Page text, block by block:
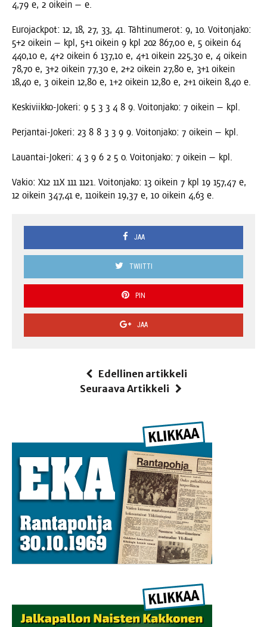
4,79 e, 2 oikein — e.
Euro­jack­pot: 12, 18, 27, 33, 41. Täh­ti­nu­me­rot: 9, 10. Voi­ton­ja­ko:
5+2 oikein — kpl, 5+1 oikein 9 kpl 202 867,00 e, 5 oikein 64
440,10 e, 4+2 oikein 6 137,10 e, 4+1 oikein 225,30 e, 4 oikein
78,70 e, 3+2 oikein 77,30 e, 2+2 oikein 27,80 e, 3+1 oikein
18,40 e, 3 oikein 12,80 e, 1+2 oikein 12,80 e, 2+1 oikein 8,40 e.
Kes­ki­viik­ko-Joke­ri: 9 5 3 3 4 8 9. Voi­ton­ja­ko: 7 oikein — kpl.
Per­jan­tai-Joke­ri: 23 8 8 3 3 9 9. Voi­ton­ja­ko: 7 oikein — kpl.
Lau­an­tai-Joke­ri: 4 3 9 6 2 5 0. Voi­ton­ja­ko: 7 oikein — kpl.
Vakio: X12 11X 111 1121. Voi­ton­ja­ko: 13 oikein 7 kpl 19 157,47 e,
12 oikein 347,41 e, 11oikein 19,37 e, 10 oikein 4,63 e.
JAA
TWIITTI
PIN
JAA
Edellinen artikkeli
Seuraava Artikkeli